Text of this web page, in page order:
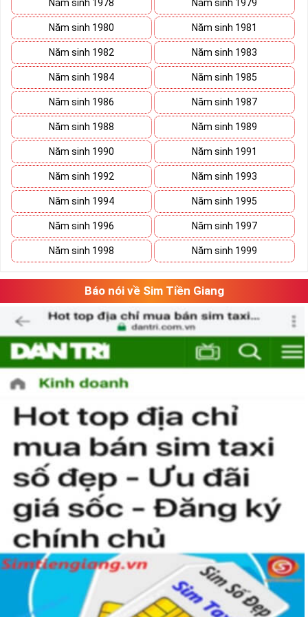
hấp dẫn để thu hút khách hàng.
Tính đến sau ngày 15/9/2018 Mobifone có tổng cộng 8 đầu
số đó là 090 – 093 – 089 – 070 – 079 – 077- 076 – 078
trong đó các đầu số 07 lần lượt chuyển từ 0120, 0121, 0122,
0126 và 0128 với sự đa dạng của các đầu số này thì sim nam
sinh của Mobifone cũng là một khoản thu khổng lồ mà nhà
mạng này kiếm về được từ việc phục vụ nhu cầu to lớn của
khách hàng.
Sim Năm Sinh Mobifone sẽ có các đầu số trên và
những năm sinh ở đuôi như: 076.5.01.1999,
0777.8.2.1998, 08988.4.1996, 0939.5.1.2014,
0907.31.03.82,...
Tham khảo ngay:Danh Sách Kho Sim Năm Sinh
MobiFone Giá Gốc
Sim Năm sinh VinaPhone:
Sim Năm Sinh Vinaphone- Vinaphone là nhà mạng lớn tại nước
ta có tên đầy đủ là Công ty Dịch vụ Viễn thông và đây là một
công ty thuộc Tập đoàn Bưu chính Viễn thông Việt Nam
(VNPT)
Với lĩnh vực chủ yếu thuộc về thông tin di động thông tin di
động, cung cấp các dịch vụ GSM, 3G, nhắn tin,... và nhiều lĩnh
vực khác, Vinaphone là tên thương mại được thành lập vào
ngày 26/6/1996.
Trong năm 2018 nhà mạng này chính thức trở thành nhà
mạng di động lớn thứ 2 Việt Nam với 21% thị trường chỉ sau
Viettel (60%) và đứng trên Mobifone với 18%.
Sau ngày 15/9/2018 thì nhà mạng này có tổng cộng có 7
đầu số gồm 091, 094, 088, 081, 082; 083, 084; 085 trong đó
đã bao gồm các đầu số được chuyển từ 11 số về 10 số.
Sim Năm Sinh của Vinaphone khá là hot trên thị trường vì các
đầu số của nhà mạng này khá đẹp. Bạn chắc chắn sẽ muốn sở
hữu một em sim nam sinh số đẹp của Vinaphone để dành
riêng cho mình đấy.
Năm sinh 1978 Năm sinh 1979
Năm sinh 1980 Năm sinh 1981
Năm sinh 1982 Năm sinh 1983
Năm sinh 1984 Năm sinh 1985
Năm sinh 1986 Năm sinh 1987
Năm sinh 1988 Năm sinh 1989
Năm sinh 1990 Năm sinh 1991
Năm sinh 1992 Năm sinh 1993
Năm sinh 1994 Năm sinh 1995
Năm sinh 1996 Năm sinh 1997
Năm sinh 1998 Năm sinh 1999
Báo nói về Sim Tiền Giang